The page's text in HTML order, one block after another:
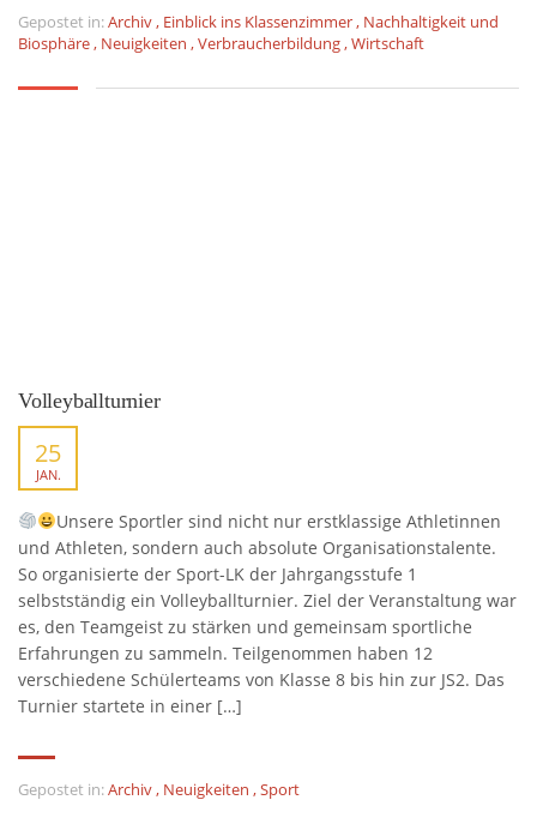
Gepostet in:Archiv, Einblick ins Klassenzimmer, Nachhaltigkeit und
Biosphäre, Neuigkeiten ,Verbraucherbildung,Wirtschaft
Volleyballturnier
25
JAN.
Unsere Sportler sind nicht nur erstklassige Athletinnen
und Athleten, sondern auch absolute Organisationstalente.
So organisierte der Sport-LK der Jahrgangsstufe 1
selbstständig ein Volleyballturnier. Ziel der Veranstaltung war
es, den Teamgeist zu stärken und gemeinsam sportliche
Erfahrungen zu sammeln. Teilgenommen haben 12
verschiedene Schülerteams von Klasse 8 bis hin zur JS2. Das
Turnier startete in einer […]
Gepostet in:Archiv, Neuigkeiten ,Sport